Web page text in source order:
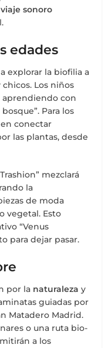
viaje sonoro
edades
explorar la biofilia a
Los niños
con
Para los
conectar
las plantas, desde
mezclará
la
de moda
vegetal. Esto
“Venus
para dejar pasar.
por la naturaleza y
guiadas por
Matadero Madrid.
o una ruta bio-
a los